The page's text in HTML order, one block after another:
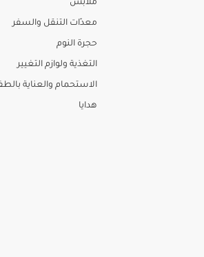
ملابس
معدّات التنقل والسفر
حجرة النوم
التغذية ولوازم التغيير
الاستحمام والعناية
هدايا